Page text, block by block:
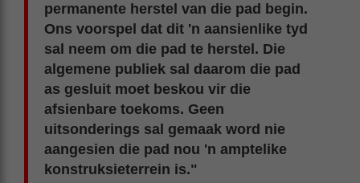
permanente herstel van die pad begin.
Ons voorspel dat dit 'n aansienlike tyd
sal neem om die pad te herstel. Die
algemene publiek sal daarom die pad
as gesluit moet beskou vir die
afsienbare toekoms. Geen
uitsonderings sal gemaak word nie
aangesien die pad nou 'n amptelike
konstruksieterrein is."